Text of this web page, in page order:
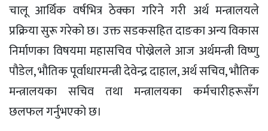
चालू आर्थिक वर्षभित्र ठेक्का गरिने गरी अर्थ मन्त्रालयले
प्रक्रिया सुरू गरेको छ। उक्त सडकसहित दाङका अन्य विकास
निर्माणका विषयमा महासचिव पोख्रेलले आज अर्थमन्त्री विष्णु
पौडेल, भौतिक पूर्वाधारमन्त्री देवेन्द्र दाहाल, अर्थ सचिव, भौतिक
मन्त्रालयका सचिव तथा मन्त्रालयका कर्मचारीहरूसँग
छलफल गर्नुभएको छ।